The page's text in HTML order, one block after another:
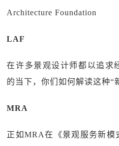
Architecture Foundation
LAF
在许多景观设计师都以追求
的当下，你们如何解读这种“
MRA
正如MRA在《景观服务新模